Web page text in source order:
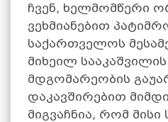
ჩვენ, ხელმომწერი
ვეხმიანებით
საქართველოს
მიხეილ
მდგომარეობის
დაკავშირებით
მიგვაჩნია, რომ